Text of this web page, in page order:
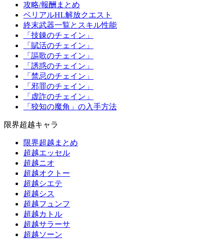
攻略/報酬まとめ
ベリアルHL解放クエスト
終末武器一覧とスキル性能
「技錬のチェイン」
「賦活のチェイン」
「謳歌のチェイン」
「誘惑のチェイン」
「禁忌のチェイン」
「邪罪のチェイン」
「虚詐のチェイン」
「狡知の魔角」の入手方法
限界超越キャラ
限界超越まとめ
超越エッセル
超越ニオ
超越オクトー
超越シエテ
超越シス
超越フュンフ
超越カトル
超越サラーサ
超越ソーン